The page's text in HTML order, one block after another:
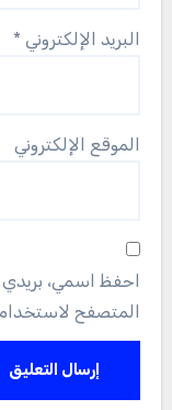
البريد الإلكتروني *
الموقع الإلكتروني
احفظ اسمي، بريدي
المتصفح